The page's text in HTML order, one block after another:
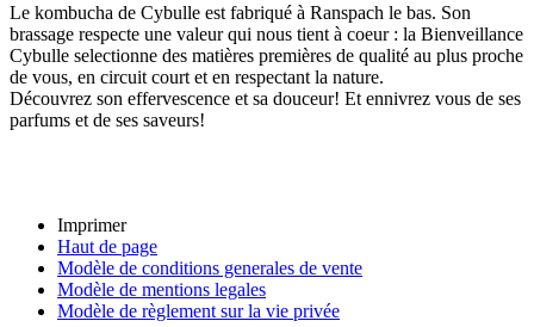
Le kombucha de Cybulle est fabriqué à Ranspach le bas. Son
brassage respecte une valeur qui nous tient à coeur : la Bienveillance
Cybulle selectionne des matières premières de qualité au plus proche
de vous, en circuit court et en respectant la nature.
Découvrez son effervescence et sa douceur! Et ennivrez vous de ses
parfums et de ses saveurs!
Imprimer
Haut de page
Modèle de conditions generales de vente
Modèle de mentions legales
Modèle de règlement sur la vie privée